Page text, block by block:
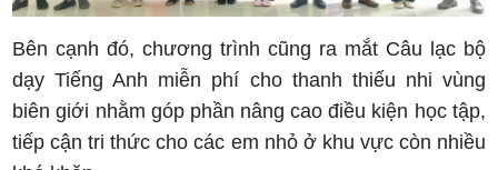
Bên cạnh đó, chương trình cũng ra mắt Câu lạc bộ
dạy Tiếng Anh miễn phí cho thanh thiếu nhi vùng
biên giới nhằm góp phần nâng cao điều kiện học tập,
tiếp cận tri thức cho các em nhỏ ở khu vực còn nhiều